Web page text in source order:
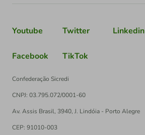
Youtube Twitter Linkedin
Facebook TikTok
Confederação Sicredi
CNPJ: 03.795.072/0001-60
Av. Assis Brasil, 3940, J. Lindóia - Porto Alegre
CEP: 91010-003